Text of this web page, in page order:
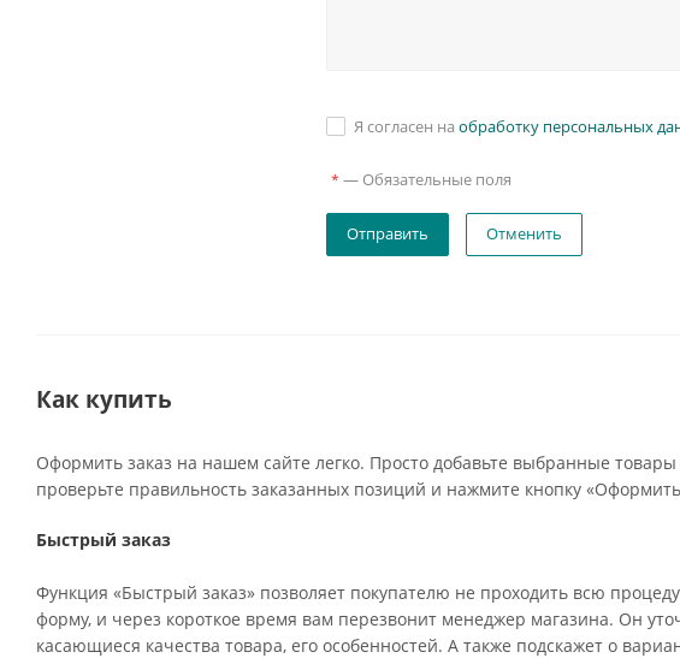
Я согласен наобработку персональных
* — Обязательные поля
Отменить
Как купить
Оформить заказ на нашем сайте легко. Просто добавьте выбранные
проверьте правильность заказанных позиций и нажмите кнопку
Быстрый заказ
Функция «Быстрый заказ» позволяет покупателю не проходить всю
форму, и через короткое время вам перезвонит менеджер магазина. Он
касающиеся качества товара, его особенностей. А также подскажет о